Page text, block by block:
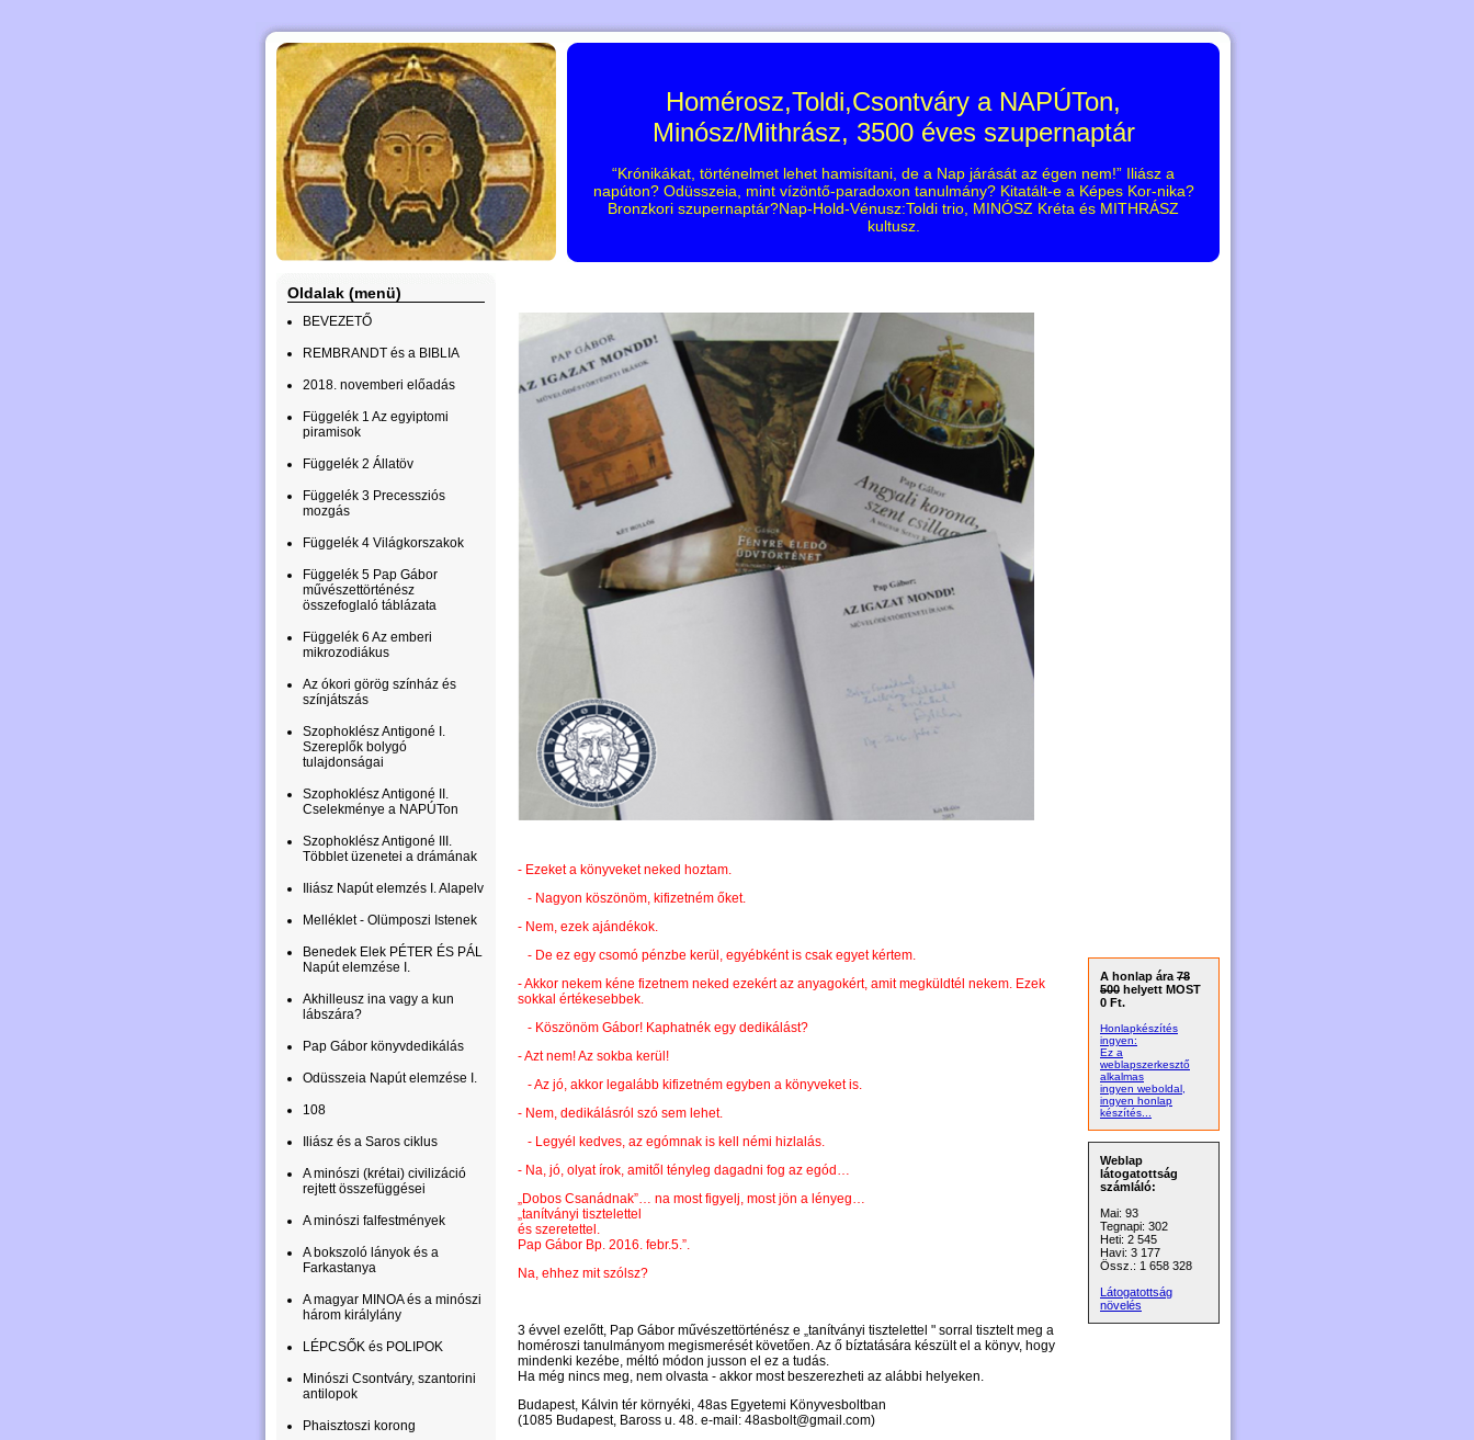
Homérosz,Toldi,Csontváry a NAPÚTon,
Minósz/Mithrász, 3500 éves szupernaptár
“Krónikákat, történelmet lehet hamisítani, de a Nap járását az égen nem!” Iliász a
napúton? Odüsszeia, mint vízöntő-paradoxon tanulmány? Kitatált-e a Képes Kor-nika?
Bronzkori szupernaptár?Nap-Hold-Vénusz:Toldi trio, MINÓSZ Kréta és MITHRÁSZ
kultusz.
Oldalak (menü)
BEVEZETŐ
REMBRANDT és a BIBLIA
2018. novemberi előadás
Függelék 1 Az egyiptomi
piramisok
Függelék 2 Állatöv
Függelék 3 Precessziós
mozgás
Függelék 4 Világkorszakok
Függelék 5 Pap Gábor
művészettörténész
összefoglaló táblázata
Függelék 6 Az emberi
mikrozodiákus
Az ókori görög színház és
színjátszás
Szophoklész Antigoné I.
Szereplők bolygó
tulajdonságai
Szophoklész Antigoné II.
Cselekménye a NAPÚTon
Szophoklész Antigoné III.
Többlet üzenetei a drámának
Iliász Napút elemzés I. Alapelv
Melléklet - Olümposzi Istenek
Benedek Elek PÉTER ÉS PÁL
Napút elemzése I.
Akhilleusz ina vagy a kun
lábszára?
Pap Gábor könyvdedikálás
Odüsszeia Napút elemzése I.
108
Iliász és a Saros ciklus
A minószi (krétai) civilizáció
rejtett összefüggései
A minószi falfestmények
A bokszoló lányok és a
Farkastanya
A magyar MINOA és a minószi
három királylány
LÉPCSŐK és POLIPOK
Minószi Csontváry, szantorini
antilopok
Phaisztoszi korong
- Ezeket a könyveket neked hoztam.
- Nagyon köszönöm, kifizetném őket.
- Nem, ezek ajándékok.
- De ez egy csomó pénzbe kerül, egyébként is csak egyet kértem.
- Akkor nekem kéne fizetnem neked ezekért az anyagokért, amit megküldtél nekem. Ezek
sokkal értékesebbek.
- Köszönöm Gábor! Kaphatnék egy dedikálást?
- Azt nem! Az sokba kerül!
- Az jó, akkor legalább kifizetném egyben a könyveket is.
- Nem, dedikálásról szó sem lehet.
- Legyél kedves, az egómnak is kell némi hizlalás.
- Na, jó, olyat írok, amitől tényleg dagadni fog az egód…
„Dobos Csanádnak”… na most figyelj, most jön a lényeg…
„tanítványi tisztelettel
és szeretettel.
Pap Gábor Bp. 2016. febr.5.”.
Na, ehhez mit szólsz?
3 évvel ezelőtt, Pap Gábor művészettörténész e „tanítványi tisztelettel " sorral tisztelt meg a
homéroszi tanulmányom megismerését követően. Az ő bíztatására készült el a könyv, hogy
mindenki kezébe, méltó módon jusson el ez a tudás.
Ha még nincs meg, nem olvasta - akkor most beszerezheti az alábbi helyeken.
Budapest, Kálvin tér környéki, 48as Egyetemi Könyvesboltban
(1085 Budapest, Baross u. 48. e-mail: 48asbolt@gmail.com)
A honlap ára 78
500 helyett MOST
0 Ft.
Honlapkészítés
ingyen:
Ez a
weblapszerkesztő
alkalmas
ingyen weboldal,
ingyen honlap
készítés...
Weblap
látogatottság
számláló:
Mai: 93
Tegnapi: 302
Heti: 2 545
Havi: 3 177
Össz.: 1 658 328
Látogatottság
növelés